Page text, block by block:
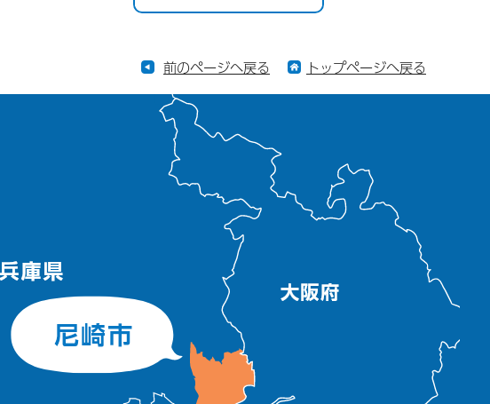
前のページへ戻る トップページへ戻る